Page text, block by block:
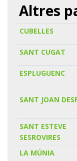
Altres
CUBELLES
SANT CUGAT
ESPLUGUENC
SANT JOAN
SANT ESTEVE
SESROVIRES
LA MÚNIA